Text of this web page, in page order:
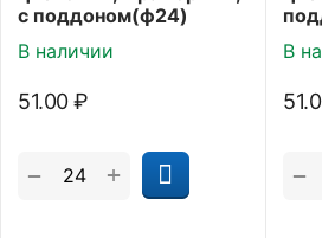
с поддоном(ф24)
В наличии
51.00 ₽
+
−
В
−